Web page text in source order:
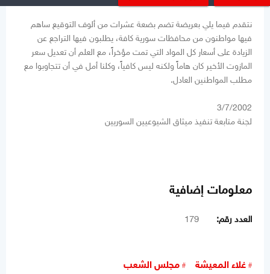
نتقدم فيما يلي بعريضة تضم بضعة عشرات من ألوف التوقيع ساهم
فيها مواطنون من محافظات سورية كافة، يطلبون فيها التراجع عن
الزيادة على أسعار كل المواد التي تمت مؤخراً، مع العلم أن تعديل سعر
المازوت الأخير كان هاماً ولكنه ليس كافياً، وكلنا أمل في أن تتجاوبوا مع
مطلب المواطنين العادل.
3/7/2002
لجنة متابعة تنفيذ ميثاق الشيوعيين السوريين
معلومات إضافية
العدد رقم: 179
غلاء المعيشة
مجلس الشعب